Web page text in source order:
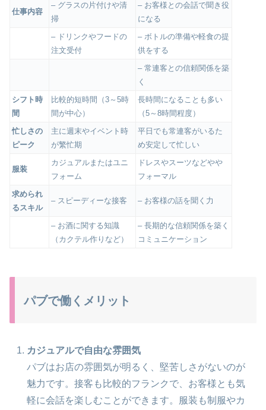
仕事内容
– グラスの片付けや清
掃
– お客様との会話で聞き役
になる
– ドリンクやフードの
注文受付
– ボトルの準備や軽食の提
供をする
– 常連客との信頼関係を築
く
シフト時
間
比較的短時間（3～5時
間が中心）
長時間になることも多い
（5～8時間程度）
忙しさの
ピーク
主に週末やイベント時
が繁忙期
平日でも常連客がいるた
め安定して忙しい
服装
カジュアルまたはユニ
フォーム
ドレスやスーツなどやや
フォーマル
求められ
るスキル
– スピーディーな接客 – お客様の話を聞く力
– お酒に関する知識
（カクテル作りなど）
– 長期的な信頼関係を築く
コミュニケーション
パブで働くメリット
カジュアルで自由な雰囲気
パブはお店の雰囲気が明るく、堅苦しさがないのが
魅力です。接客も比較的フランクで、お客様とも気
軽に会話を楽しむことができます。服装も制服やカ